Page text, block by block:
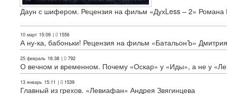
Даун с шифером. Рецензия на фильм «ДухLess – 2» Романа
10 март 15:09 | 1556
А ну-ка, бабоньки! Рецензия на фильм «БатальонЪ»
25 февраль 16:38 | 792
О вечном и временном. Почему «Оскар» у «Иды», а не у
13 январь 15:11 | 1539
Главный из грехов. «Левиафан» Андрея Звягинцева